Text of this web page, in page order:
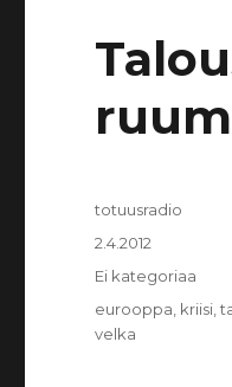
Kirjoittaja
totuusradio
Julkaistu
2.4.2012
Kategoriat
Ei kategoriaa
Avainsanat
eurooppa kriisi ,
velka